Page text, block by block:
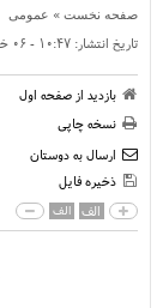
صفحه نخست » عمومی
تاریخ انتشار: ۱۰:۴۷ - ۰۶ خرداد ۱۴۰۵
بازدید از صفحه اول
نسخه چاپی
ارسال به دوستان
ذخیره فایل
الف الف